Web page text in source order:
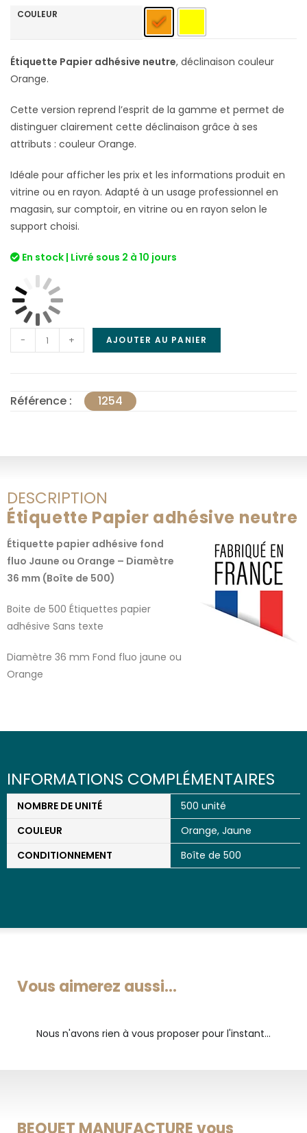
COULEUR
Étiquette Papier adhésive neutre, déclinaison couleur
Orange.
Cette version reprend l’esprit de la gamme et permet de
distinguer clairement cette déclinaison grâce à ses
attributs : couleur Orange.
Idéale pour afficher les prix et les informations produit en
vitrine ou en rayon. Adapté à un usage professionnel en
magasin, sur comptoir, en vitrine ou en rayon selon le
support choisi.
En stock | Livré sous 2 à 10 jours
- + AJOUTER AU PANIER
Référence : 1254
DESCRIPTION
Étiquette Papier adhésive neutre
Étiquette papier adhésive fond
fluo Jaune ou Orange – Diamètre
36 mm (Boîte de 500)
Boite de 500 Étiquettes papier
adhésive Sans texte
Diamètre 36 mm Fond fluo jaune ou
Orange
INFORMATIONS COMPLÉMENTAIRES
NOMBRE DE UNITÉ
500 unité
COULEUR
Orange, Jaune
CONDITIONNEMENT
Boîte de 500
Vous aimerez aussi...
Nous n'avons rien à vous proposer pour l'instant...
BEQUET MANUFACTURE vous